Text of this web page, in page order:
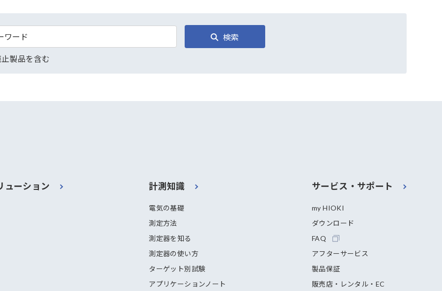
検索
止製品を含む
ューション 計測知識
電気の基礎
測定方法
測定器を知る
測定器の使い方
ターゲット別試験
アプリケーションノート
サービス・サポート
my HIOKI
ダウンロード
FAQ
アフターサービス
製品保証
販売店・レンタル・EC